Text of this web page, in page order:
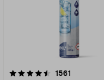
1561
4.5viidestä